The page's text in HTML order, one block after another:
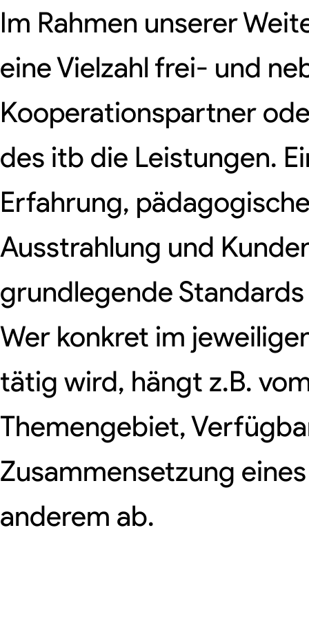
Im Rahmen unserer
eine Vielzahl frei- und
Kooperationspartner
des itb die Leistungen.
Erfahrung,
Ausstrahlung und
grundlegende
Wer konkret im
tätig wird, hängt z.B.
Themengebiet,
Zusammensetzung
anderem ab.